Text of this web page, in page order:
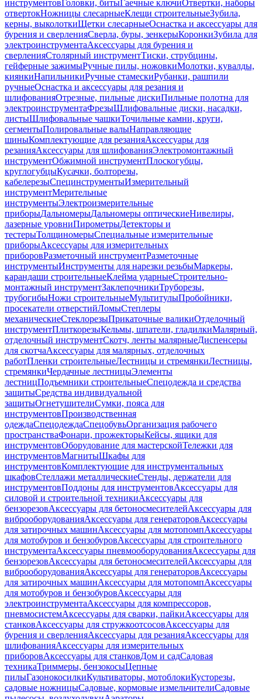
инструментовГоловки, битыГаечные ключиОтвертки, наборы
отвертокНожницы слесарныеКлещи строительныеЗубила,
керны, выколоткиЩетки слесарныеОснастка и аксессуары для
бурения и сверленияСверла, буры, зенкерыКоронкиЗубила для
электроинструментаАксессуары для бурения и
сверленияСтолярный инструментТиски, струбцины,
гейферные зажимыРучные пилы, ножовкиМолотки, кувалды,
киянкиНапильникиРучные стамескиРубанки, рашпили
ручныеОснастка и аксессуары для резания и
шлифованияОтрезные, пильные дискиПильные полотна для
электроинструментаФрезыШлифовальные диски, насадки,
листыШлифовальные чашкиТочильные камни, круги,
сегментыПолировальные валыНаправляющие
шиныКомплектующие для резанияАксессуары для
резанияАксессуары для шлифованияЭлектромонтажный
инструментОбжимной инструментПлоскогубцы,
круглогубцыКусачки, болторезы,
кабелерезыСпецинструментыИзмерительный
инструментМерительные
инструментыЭлектроизмерительные
приборыДальномерыДальномеры оптическиеНивелиры,
лазерные уровниПирометрыДетекторы и
тестерыТолщиномерыСпециальные измерительные
приборыАксессуары для измерительных
приборовРазметочный инструментРазметочные
инструментыИнструменты для нарезки резьбыМаркеры,
карандаши строительныеКлейма ударныеСтроительно-
монтажный инструментЗаклепочникиТруборезы,
трубогибыНожи строительныеМультитулыПробойники,
просекатели отверстийЛомыСтеплеры
механическиеСтеклорезыПрикаточные валикиОтделочный
инструментПлиткорезыКельмы, шпатели, гладилкиМалярный,
отделочный инструментСкотч, ленты малярныеДиспенсеры
для скотчаАксессуары для малярных, отделочных
работПленки строительныеЛестницы и стремянкиЛестницы,
стремянкиЧердачные лестницыЭлементы
лестницПодъемники строительныеСпецодежда и средства
защитыСредства индивидуальной
защитыОгнетушителиСумки, пояса для
инструментовПроизводственная
одеждаСпецодеждаСпецобувьОрганизация рабочего
пространстваФонари, прожекторыКейсы, ящики для
инструментовОборудование для мастерскойТележки для
инструментовМагнитыШкафы для
инструментовКомплектующие для инструментальных
шкафовСтеллажи металлическиеСтенды, держатели для
инструментовПоддоны для инструментовАксессуары для
силовой и строительной техникиАксессуары для
бензорезовАксессуары для бетоносмесителейАксессуары для
виброоборудованияАксессуары для генераторовАксессуары
для затирочных машинАксессуары для мотопомпАксессуары
для мотобуров и бензобуровАксессуары для строительного
инструментаАксессуары пневмооборудованияАксессуары для
бензорезовАксессуары для бетоносмесителейАксессуары для
виброоборудованияАксессуары для генераторовАксессуары
для затирочных машинАксессуары для мотопомпАксессуары
для мотобуров и бензобуровАксессуары для
электроинструментаАксессуары для компрессоров,
пневмосистемАксессуары для сварки, пайкиАксессуары для
станковАксессуары для стружкоотсосовАксессуары для
бурения и сверленияАксессуары для резанияАксессуары для
шлифованияАксессуары для измерительных
приборовАксессуары для станковДом и садСадовая
техникаТриммеры, бензокосыЦепные
пилыГазонокосилкиКультиваторы, мотоблокиКусторезы,
садовые ножницыСадовые, кормовые измельчителиСадовые